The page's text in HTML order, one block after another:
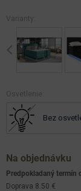
Varianty:
Previous
osvetlenie:
Bez
Na objednávku
Predpokladaný termín
Doprava 8.50 €